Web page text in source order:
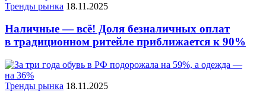
Тренды рынка 18.11.2025
Наличные — всё! Доля безналичных оплат
в традиционном ритейле приближается к 90%
Тренды рынка 18.11.2025